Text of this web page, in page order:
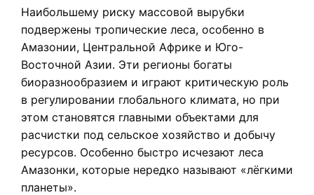
Наибольшему риску массовой вырубки
подвержены тропические леса, особенно в
Амазонии, Центральной Африке и Юго-
Восточной Азии. Эти регионы богаты
биоразнообразием и играют критическую роль
в регулировании глобального климата, но при
этом становятся главными объектами для
расчистки под сельское хозяйство и добычу
ресурсов. Особенно быстро исчезают леса
Амазонки, которые нередко называют «лёгкими
планеты».